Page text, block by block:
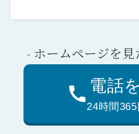
- ホームページを
電話
24時間